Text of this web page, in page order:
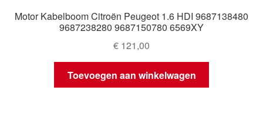
Motor Kabelboom Citroën Peugeot 1.6 HDI 9687138480
9687238280 9687150780 6569XY
€ 121,00
Toevoegen aan winkelwagen